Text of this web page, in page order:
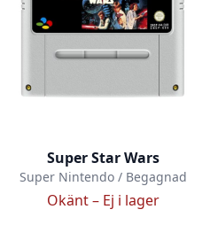
Super Star Wars
Super Nintendo / Begagnad
Okänt – Ej i lager